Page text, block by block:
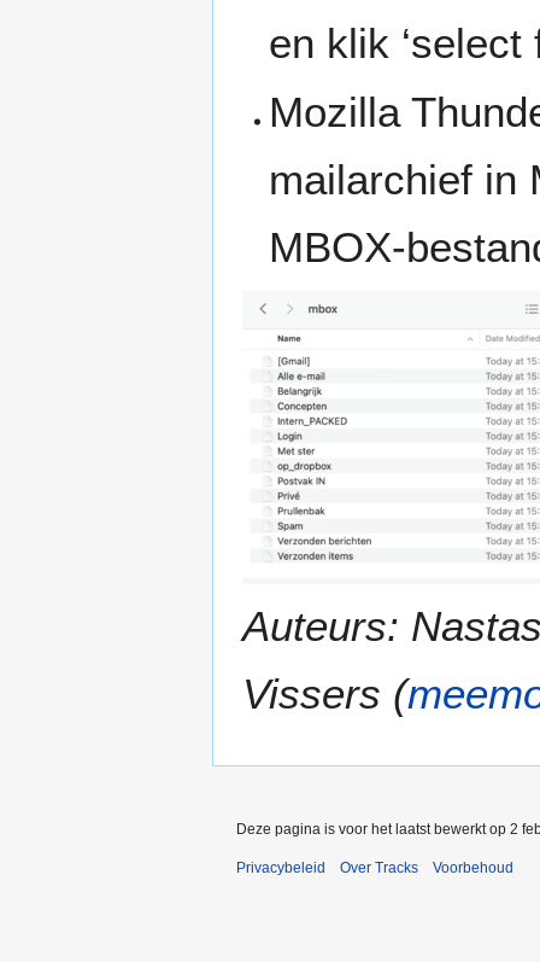
en klik ‘select
Mozilla
mailarchief in
MBOX-
Auteurs:
Vissers (
Deze pagina is voor het laatst bewerkt op 2
Privacybeleid Over Tracks Voorbehoud